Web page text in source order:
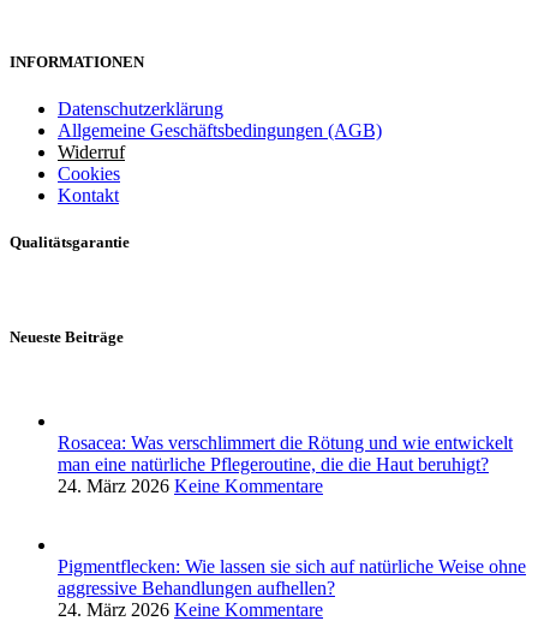
INFORMATIONEN
Datenschutzerklärung
Allgemeine Geschäftsbedingungen (AGB)
Widerruf
Cookies
Kontakt
Qualitätsgarantie
Neueste Beiträge
Rosacea: Was verschlimmert die Rötung und wie entwickelt
man eine natürliche Pflegeroutine, die die Haut beruhigt?
24. März 2026 Keine Kommentare
Pigmentflecken: Wie lassen sie sich auf natürliche Weise ohne
aggressive Behandlungen aufhellen?
24. März 2026 Keine Kommentare